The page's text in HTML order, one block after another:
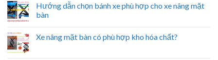
Hướng dẫn chọn bánh xe phù hợp cho xe nâng mặt
bàn
Xe nâng mặt bàn có phù hợp kho hóa chất?